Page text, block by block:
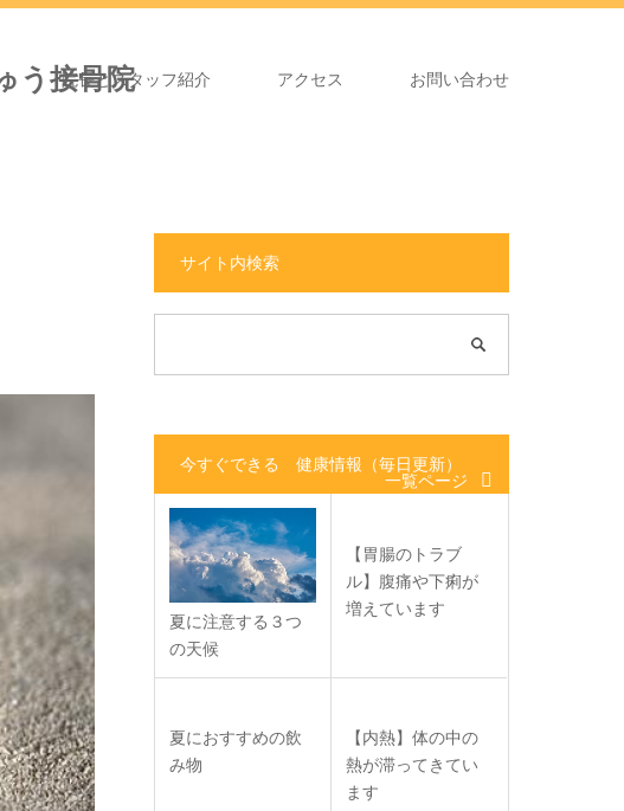
院長とスタッフ紹介 アクセス お問い合わせ
サイト内検索
今すぐできる 健康情報（毎日更新）
一覧ページ
夏に注意する３つ
の天候
【胃腸のトラブ
ル】腹痛や下痢が
増えています
夏におすすめの飲
み物
【内熱】体の中の
熱が滞ってきてい
ます